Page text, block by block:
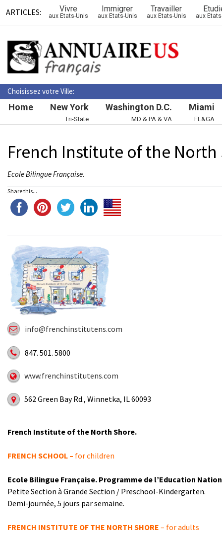
ARTICLES: Vivre
aux Etats-Unis
Immigrer
aux Etats-Unis
Travailler
aux Etats-Unis aux
Choisissez votre Ville:
Home New York
Tri-State
Washington D.C.
MD & PA & VA
Miami
FL&GA
French Institute of the North
Ecole Bilingue Française.
Share this...
info@frenchinstitutens.com
847. 501. 5800
www.frenchinstitutens.com
562 Green Bay Rd., Winnetka, IL 60093
French Institute of the North Shore.
FRENCH SCHOOL – for children
Ecole Bilingue Française. Programme de l’Education
Petite Section à Grande Section / Preschool-Kindergarten.
Demi-journée, 5 jours par semaine.
FRENCH INSTITUTE OF THE NORTH SHORE – for adults